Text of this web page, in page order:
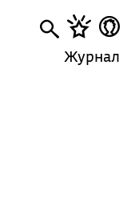
Журнал